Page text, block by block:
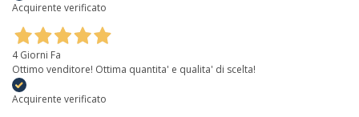
Acquirente verificato
4 Giorni Fa
Ottimo venditore! Ottima quantita' e qualita' di scelta!
Acquirente verificato